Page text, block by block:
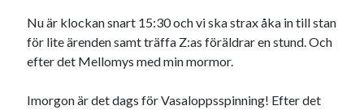
november 2025
oktober 2025
september 2025
juli 2025
Nu är klockan snart 15:30 och vi ska strax åka in till stan
för lite ärenden samt träffa Z:as föräldrar en stund. Och
efter det Mellomys med min mormor.
Imorgon är det dags för Vasaloppsspinning! Efter det